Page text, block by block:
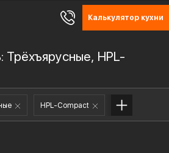
Калькулятор кухни
Трёхъярусные, HPL-
HPL-Compact